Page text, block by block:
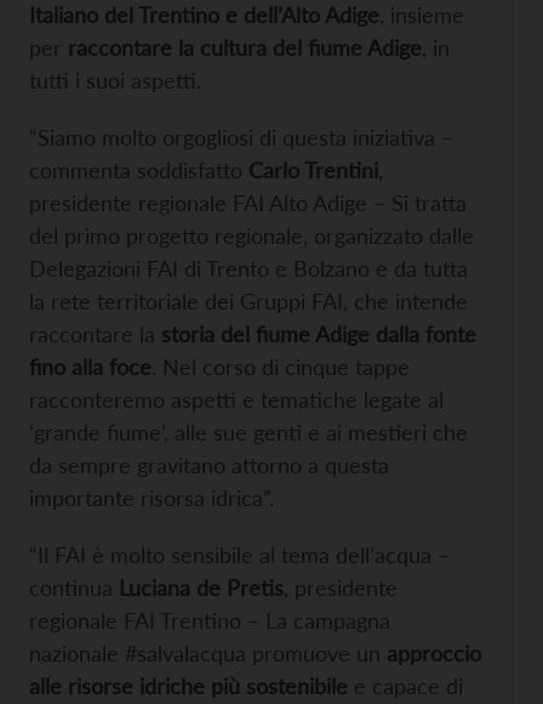
Italiano del Trentino e dell’Alto Adige , insieme
per raccontare la cultura del fiume Adige , in
tutti i suoi aspetti.
“Siamo molto orgogliosi di questa iniziativa –
commenta soddisfatto Carlo Trentini
presidente regionale FAI Alto Adige – Si tratta
del primo progetto regionale, organizzato dalle
Delegazioni FAI di Trento e Bolzano e da tutta
la rete territoriale dei Gruppi FAI, che intende
raccontare la storia del fiume Adige dalla fonte
fino alla foce. Nel corso di cinque tappe
racconteremo aspetti e tematiche legate al
‘grande fiume’, alle sue genti e ai mestieri che
da sempre gravitano attorno a questa
importante risorsa idrica”.
“Il FAI è molto sensibile al tema dell’acqua –
continua Luciana de Pretis , presidente
regionale FAI Trentino – La campagna
nazionale #salvalacqua promuove un approccio
alle risorse idriche più sostenibile e capace di